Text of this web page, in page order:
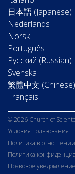
日本語 (Japanese)
Nederlands
Norsk
Português
Русский (Russian)
Svenska
繁體中文 (Chinese)
Français
© 2026 Church of
Условия пользования
Политика в
Политика
Правовое уведомление